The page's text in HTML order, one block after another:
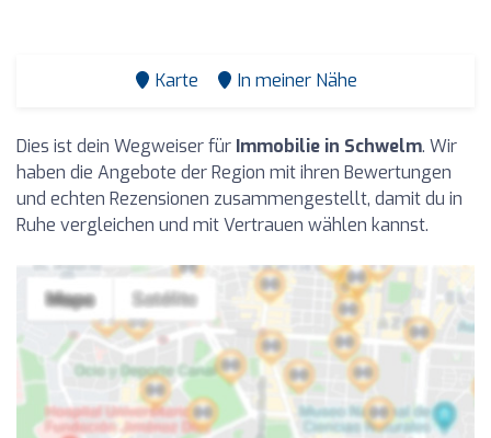
Karte In meiner Nähe
Dies ist dein Wegweiser für Immobilie in Schwelm. Wir
haben die Angebote der Region mit ihren Bewertungen
und echten Rezensionen zusammengestellt, damit du in
Ruhe vergleichen und mit Vertrauen wählen kannst.